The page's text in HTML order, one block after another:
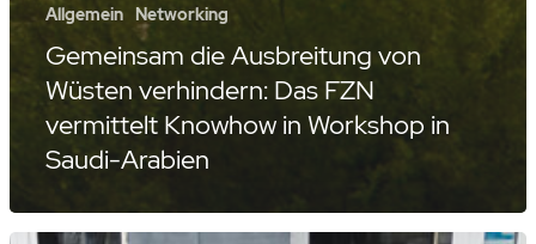
Allgemein Networking
Gemeinsam die Ausbreitung von
Wüsten verhindern: Das FZN
vermittelt Knowhow in Workshop in
Saudi-Arabien